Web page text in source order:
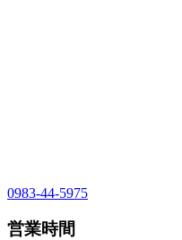
0983-44-5975
営業時間